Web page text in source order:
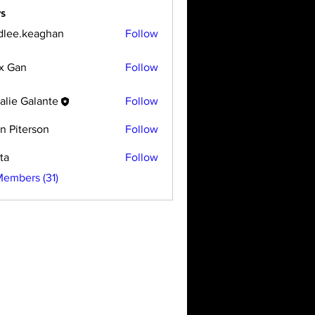
Follow
Gan Follow
Galante Follow
Piterson Follow
Follow
(31)